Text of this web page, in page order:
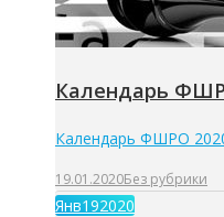
Календарь
Календарь ФШРО
19.01.2020Без рубрики
Янв192020